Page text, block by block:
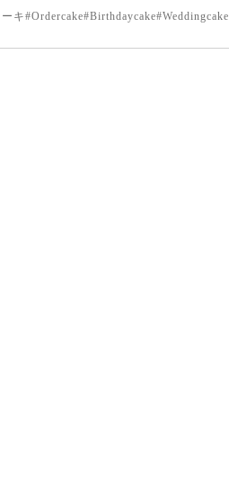
キ#Ordercake#Birthdaycake#Weddingcake